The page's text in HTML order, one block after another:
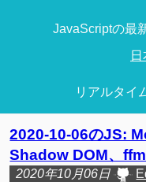
JavaScriptの最
リアルタイ
2020-10-06のJS:
Shadow DOM、
2020年10月06日